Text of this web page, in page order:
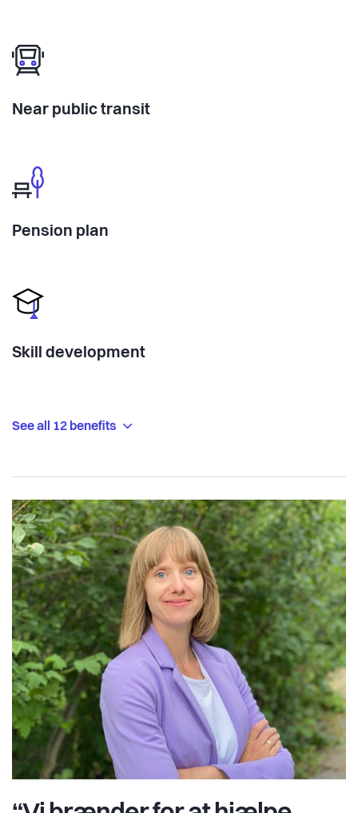
Near public transit
Pension plan
Skill development
See all 12 benefits